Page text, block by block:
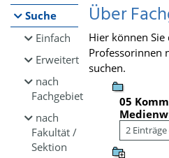
Suche
Einfach
Erweitert
nach
Fachgebiet
nach
Fakultät /
Sektion
Über
Hier können
Professorinnen
suchen.
05
2 Einträge